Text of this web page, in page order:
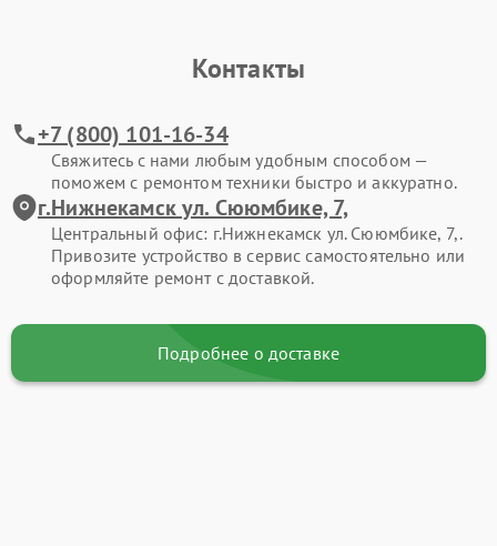
Контакты
+7 (800) 101-16-34
Свяжитесь с нами любым удобным способом —
поможем с ремонтом техники быстро и аккуратно.
г.Нижнекамск ул. Сююмбике, 7,
Центральный офис: г.Нижнекамск ул. Сююмбике, 7,.
Привозите устройство в сервис самостоятельно или
оформляйте ремонт с доставкой.
Подробнее о доставке